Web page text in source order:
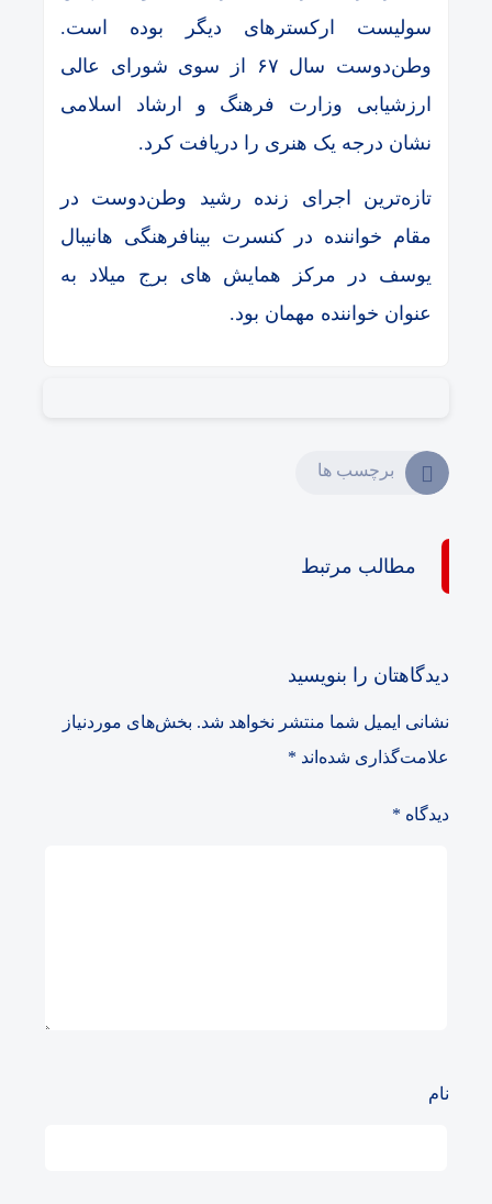
سولیست ارکسترهای دیگر بوده است.
وطن‌دوست سال ۶۷ از سوی شورای عالی
ارزشیابی وزارت فرهنگ و ارشاد اسلامی
نشان درجه یک هنری را دریافت کرد.
تازه‌ترین اجرای زنده رشید وطن‌دوست در
مقام خواننده در کنسرت بینافرهنگی هانیبال
یوسف در مرکز همایش های برج میلاد به
عنوان خواننده مهمان بود.
برچسب ها
مطالب مرتبط
دیدگاهتان را بنویسید
نشانی ایمیل شما منتشر نخواهد شد. بخش‌های موردنیاز
علامت‌گذاری شده‌اند *
دیدگاه *
نام